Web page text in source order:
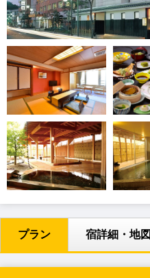
プラン 宿詳細・地図